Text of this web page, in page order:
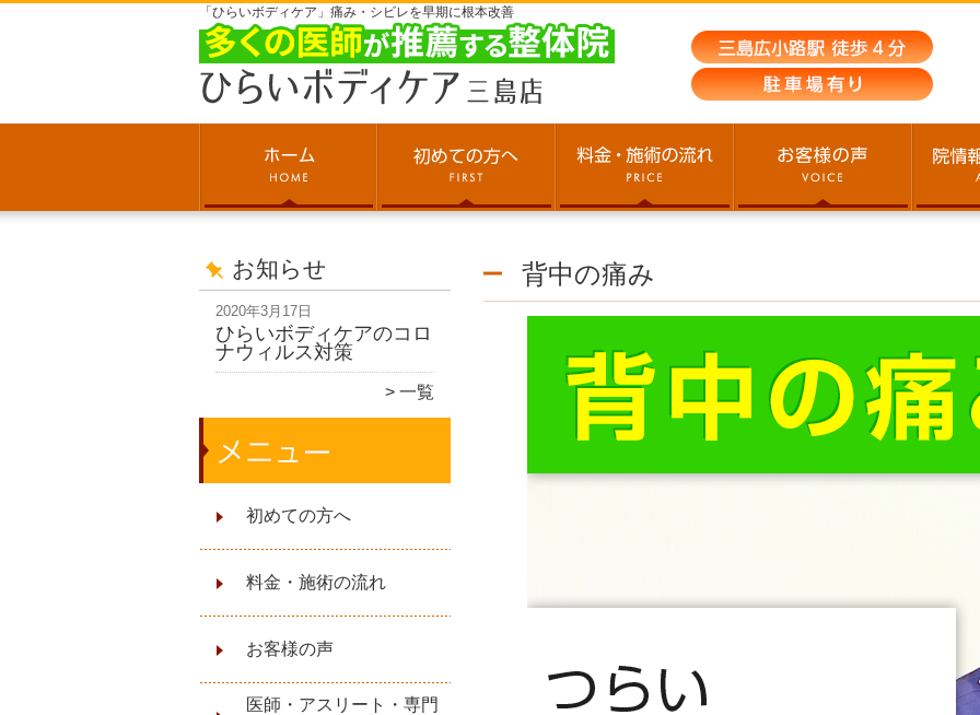
「ひらいボディケア」痛み・シビレを早期に根本改善
お知らせ
2020年3月17日
ひらいボディケアのコロ
ナウィルス対策
一覧
初めての方へ
料金・施術の流れ
お客様の声
医師・アスリート・専門
背中の痛み